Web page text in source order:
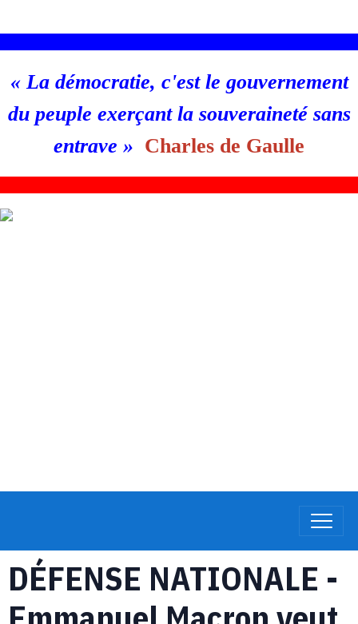
«La démocratie, c'est le gouvernement
du peuple exerçant la souveraineté sans
entrave » Charles de Gaulle
DÉFENSE NATIONALE -